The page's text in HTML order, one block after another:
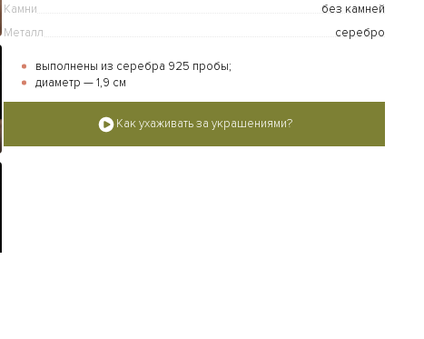
Камни
без камней
Металл
серебро
выполнены из серебра 925 пробы;
диаметр — 1,9 см
Как ухаживать за украшениями?Доставка и оплата